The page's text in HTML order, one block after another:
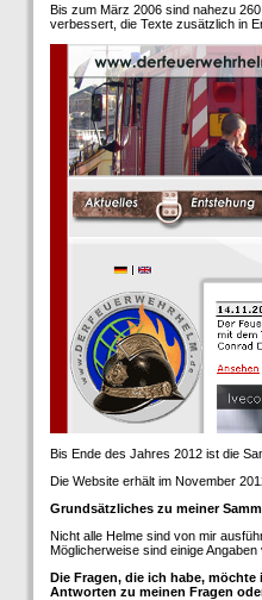
Bis zum März 2006 sind nahezu
verbessert, die Texte zusätzlich in
Bis Ende des Jahres 2012 ist die
Die Website erhält im November
Grundsätzliches zu meiner
Nicht alle Helme sind von mir
Möglicherweise sind einige
Die Fragen, die ich habe,
Antworten zu meinen Fragen